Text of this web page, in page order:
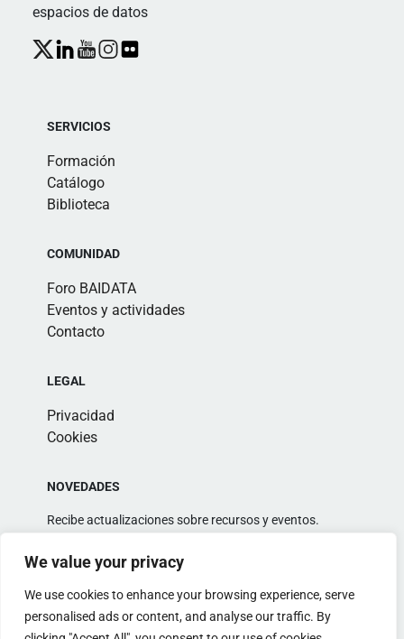
We value your privacy
We use cookies to enhance your browsing experience, serve
personalised ads or content, and analyse our traffic. By
espacios de datos
SERVICIOS
Formación
Catálogo
Biblioteca
COMUNIDAD
Foro BAIDATA
Eventos y actividades
Contacto
LEGAL
Privacidad
Cookies
NOVEDADES
Recibe actualizaciones sobre recursos y eventos.